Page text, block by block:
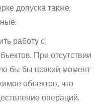
допуска также
работу с
При отсутствии
бы бы всякий момент
объектов, что
операций.